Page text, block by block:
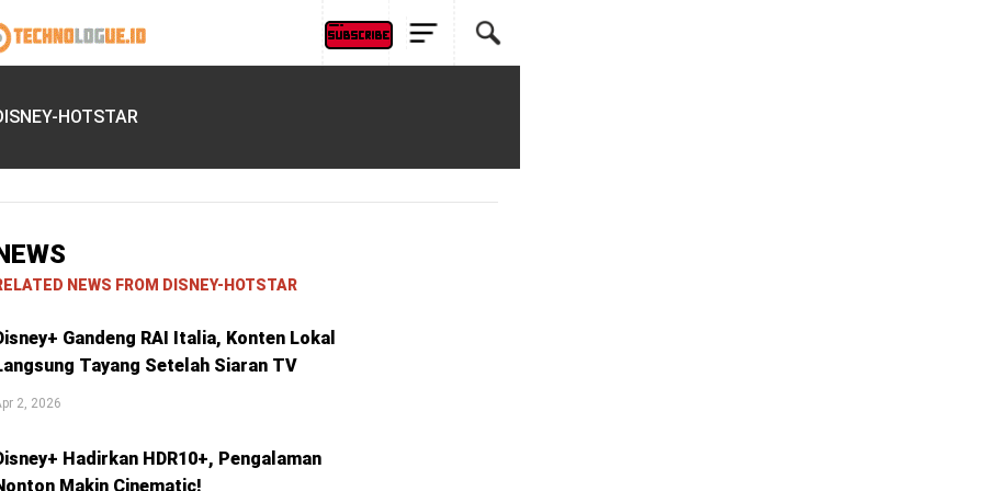
HOTSTAR
NEWS FROM DISNEY-HOTSTAR
Gandeng RAI Italia, Konten Lokal
Tayang Setelah Siaran TV
2, 2026
Hadirkan HDR10+, Pengalaman
Makin Cinematic!